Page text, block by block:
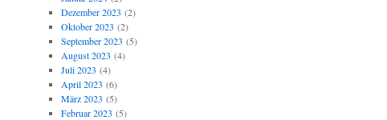
Dezember 2023 (2)
Oktober 2023 (2)
September 2023 (5)
August 2023 (4)
Juli 2023 (4)
April 2023 (6)
März 2023 (5)
Februar 2023 (5)